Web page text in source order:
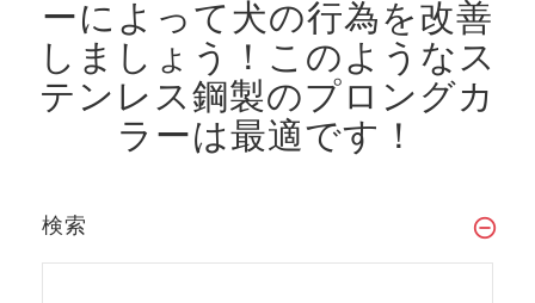
ーによって犬の行為を改善
しましょう！ このようなス
テンレス鋼製のプロングカ
ラーは最適です！
検索